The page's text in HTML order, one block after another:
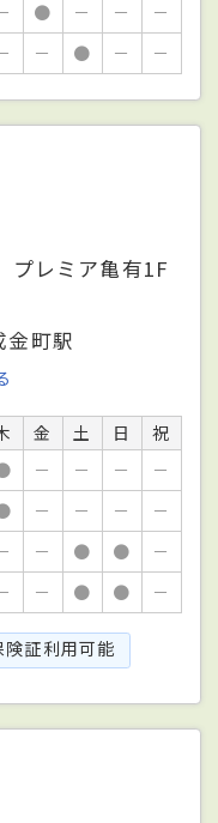
● － －
－
－ ● － －
レミア亀有1F
金町駅
金 土 日
祝
－ － －
－
－ － －
－
－ ● ●
－
－ ● ● －
証利用可能